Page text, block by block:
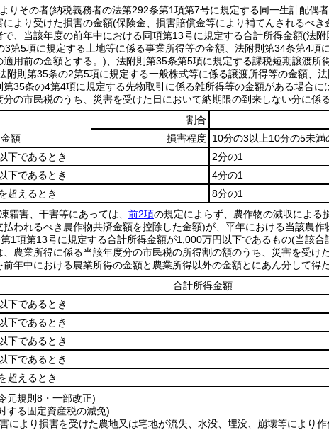
りその者(納税義務者の法第292条第1項第7号に規定する同一生計配偶
により受けた損害の金額(保険金、損害賠償金等により補てんされるべき
で、当該年度の前年中における同項第13号に規定する合計所得金額(法附
3第5項に規定する土地等に係る事業所得等の金額、法附則第34条第4項
適用前の金額とする。) 、法附則第35条第5項に規定する課税短期譲渡所
法附則第35条の2第5項に規定する一般株式等に係る譲渡所得等の金額
第35条の4第4項に規定する先物取引に係る雑所得等の金額がある場合
分の市民税のうち、災害を受けた日において納期限の到来しない分に係
割合
額
損害程度 10分の3以上10分の5未満
下であるとき
2分の1
下であるとき
4分の1
超えるとき
8分の1
霜害、干害等にあっては、 前2項の規定によらず、農作物の減収による
払われるべき農作物共済金額を控除した金額)が、平年における当該農
1項第13号に規定する合計所得金額が1,000万円以下であるもの(当該合
、農業所得に係る当該年度分の市民税の所得割の額のうち、災害を受け
前年中における農業所得の金額と農業所得以外の金額とにあん分して得
合計所得金額
下であるとき
下であるとき
下であるとき
下であるとき
超えるとき
元規則8・一部改正)
する固定資産税の減免)
により損害を受けた農地又は宅地が流失、水没、埋没、崩壊等により